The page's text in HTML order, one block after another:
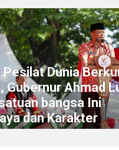
Pesilat Dunia
Gubernur Ahmad
bangsa Ini
dan Karakter